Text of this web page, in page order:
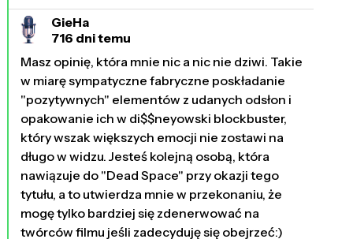
GieHa
716 dni temu
Masz opinię, która mnie nic a nic nie dziwi. Takie
w miarę sympatyczne fabryczne poskładanie
"pozytywnych" elementów z udanych odsłon i
opakowanie ich w di$$neyowski blockbuster,
który wszak większych emocji nie zostawi na
długo w widzu. Jesteś kolejną osobą, która
nawiązuje do "Dead Space" przy okazji tego
tytułu, a to utwierdza mnie w przekonaniu, że
mogę tylko bardziej się zdenerwować na
twórców filmu jeśli zadecyduję się obejrzeć:)